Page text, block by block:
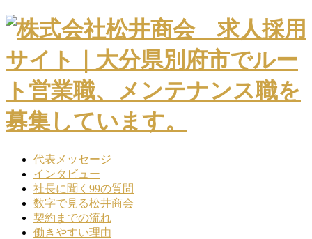
Skip
代表メッセージ
インタビュー
社長に聞く99の質問
数字で見る松井商会
契約までの流れ
働きやすい理由